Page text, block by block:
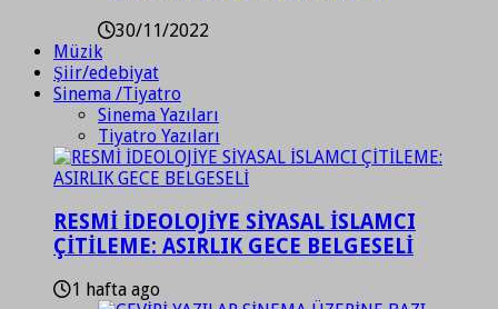
30/11/2022
Müzik
Şiir/edebiyat
Sinema /Tiyatro
Sinema Yazıları
Tiyatro Yazıları
RESMİ İDEOLOJİYE SİYASAL İSLAMCI
ÇİTİLEME: ASIRLIK GECE BELGESELİ
1 hafta ago